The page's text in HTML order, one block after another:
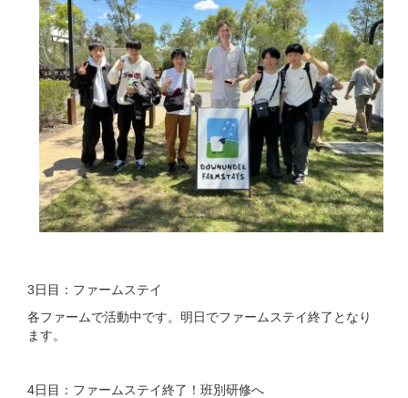
3日目：ファームステイ
各ファームで活動中です。明日でファームステイ終了となり
ます。
4日目：ファームステイ終了！班別研修へ